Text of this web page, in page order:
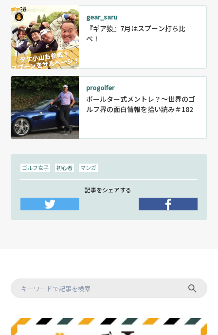
gear_saru
『ギア猿』7月はスプーン打ち比
べ！
progolfer
ポールター式メントレ？～世界のゴ
ルフ界の面白情報を拾い読み＃182
ゴルフ女子 初心者 マンガ
記事をシェアする